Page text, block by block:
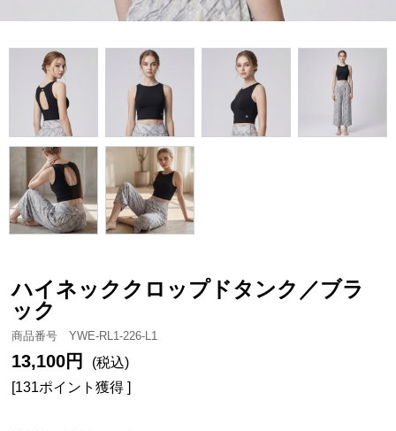
ハイネッククロップドタンク／ブラ
ック
商品番号 YWE-RL1-226-L1
13,100円
(税込)
[131ポイント獲得 ]